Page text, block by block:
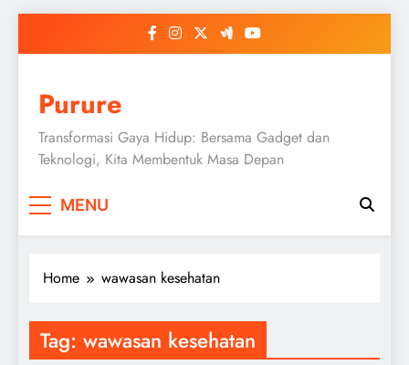
Purure
Transformasi Gaya Hidup: Bersama Gadget dan
Teknologi, Kita Membentuk Masa Depan
MENU
Home wawasan kesehatan
Tag: wawasan kesehatan